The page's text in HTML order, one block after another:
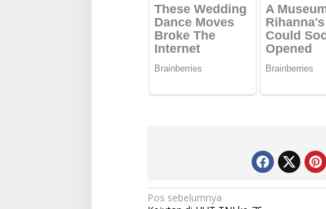
Navigasi
Pos sebelumnya